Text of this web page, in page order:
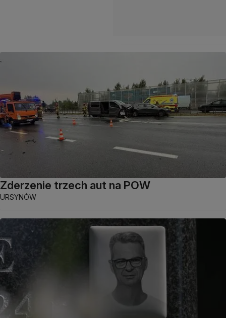
Zderzenie trzech aut na POW
URSYNÓW